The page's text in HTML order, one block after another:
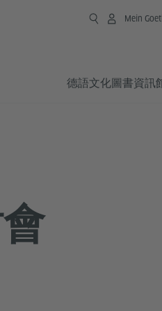
Mein
德語文化圖書資訊